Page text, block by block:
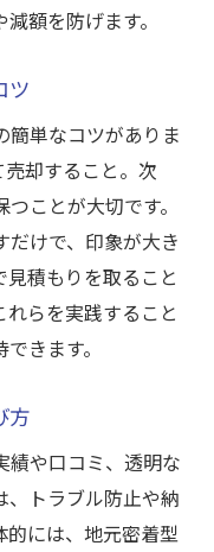
して任せるコツ
減するアドバイ
理に与える影響
るポイント
のポイント
の事前準備法
心の売却へ
けるための質問
ポイント
立つ確認事項
額を防げます。
ツ
簡単なコツがありま
却すること。次
ことが大切です。
けで、印象が大き
積もりを取ること
らを実践すること
きます。
方
績や口コミ、透明な
、トラブル防止や納
的には、地元密着型